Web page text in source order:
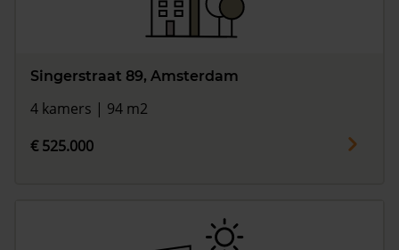
Singerstraat 89, Amsterdam
4 kamers | 94 m2
€ 525.000